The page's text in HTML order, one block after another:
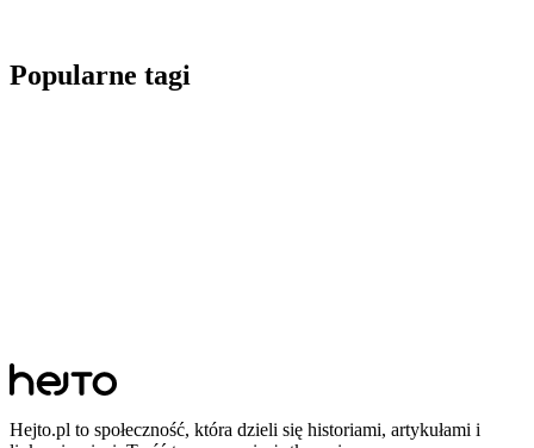
Popularne tagi
Hejto.pl to społeczność, która dzieli się historiami, artykułami i